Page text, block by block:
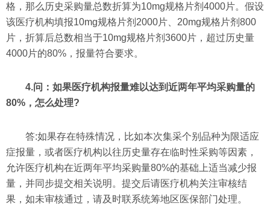
格，那么历史采购量总数折算为10mg规格片剂4000片。假设
该医疗机构填报10mg规格片剂2000片、20mg规格片剂800
片，折算后总数相当于10mg规格片剂3600片，超过历史量
4000片的80%，报量符合要求。
4.问：如果医疗机构报量难以达到近两年平均采购量的
80%，怎么处理?
答:如果存在特殊情况，比如本次集采个别品种为限适应
症报量，或者医疗机构以往历史量存在临时性采购等因素，
允许医疗机构在近两年平均采购量80%的基础上适当减少报
量，并同步提交相关说明。提交后请医疗机构关注审核结
果，如未审核通过，请及时联系统筹地区医保部门处理。